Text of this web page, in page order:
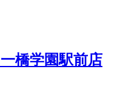
橋学園駅前店